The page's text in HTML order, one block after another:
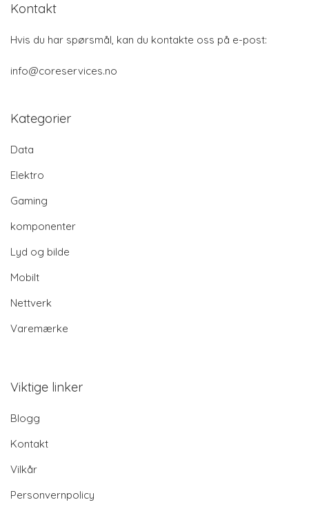
Kontakt
Hvis du har spørsmål, kan du kontakte oss på e-post:
info@coreservices.no
Kategorier
Data
Elektro
Gaming
komponenter
Lyd og bilde
Mobilt
Nettverk
Varemærke
Viktige linker
Blogg
Kontakt
Vilkår
Personvernpolicy